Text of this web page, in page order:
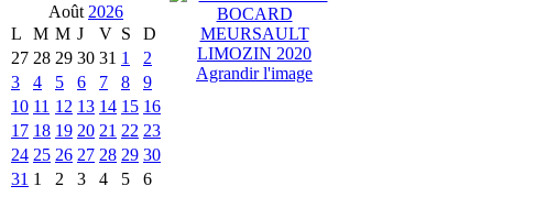
Août 2026
L
M M J V S
D
27 28 29 30 31 1
2
3
4 5 6 7 8
9
10 11 12 13 14 15 16
17 18 19 20 21 22 23
24 25 26 27 28 29 30
31 1 2 3 4 5 6
Agrandir l'image